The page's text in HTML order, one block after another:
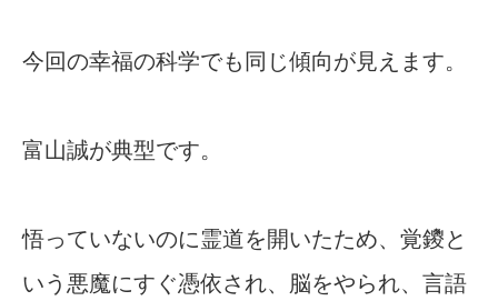
今回の幸福の科学でも同じ傾向が見えます。
富山誠が典型です。
悟っていないのに霊道を開いたため、覚鑁と
いう悪魔にすぐ憑依され、脳をやられ、言語